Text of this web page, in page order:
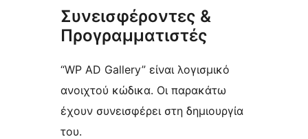
Συνεισφέροντες &
Προγραμματιστές
“WP AD Gallery” είναι λογισμικό
ανοιχτού κώδικα. Οι παρακάτω
έχουν συνεισφέρει στη δημιουργία
του.